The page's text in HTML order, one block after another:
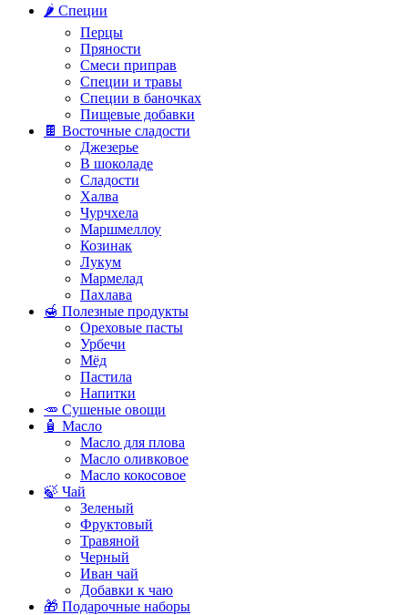
🌶️ Специи
Перцы
Пряности
Смеси приправ
Специи и травы
Специи в баночках
Пищевые добавки
🍫 Восточные сладости
Джезерье
В шоколаде
Сладости
Халва
Чурчхела
Маршмеллоу
Козинак
Лукум
Мармелад
Пахлава
🍯 Полезные продукты
Ореховые пасты
Урбечи
Мёд
Пастила
Напитки
🥕 Сушеные овощи
🧴 Масло
Масло для плова
Масло оливковое
Масло кокосовое
🍃 Чай
Зеленый
Фруктовый
Травяной
Черный
Иван чай
Добавки к чаю
🎁 Подарочные наборы